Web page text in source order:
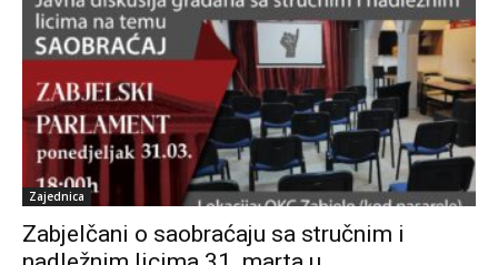
Zajednica
Zabjelčani o saobraćaju sa stručnim i